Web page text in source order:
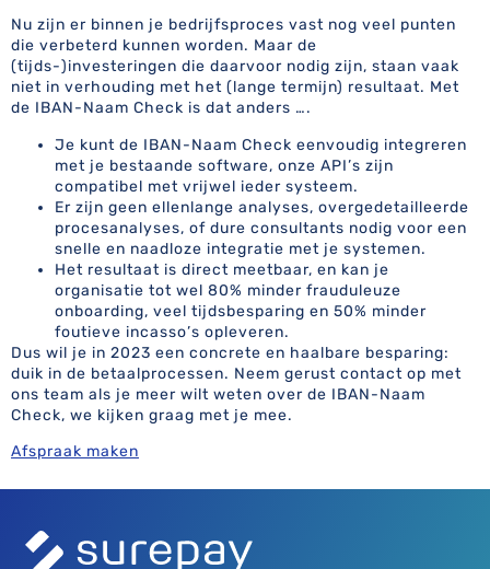
Nu zijn er binnen je bedrijfsproces vast nog veel punten
die verbeterd kunnen worden. Maar de
(tijds-)investeringen die daarvoor nodig zijn, staan vaak
niet in verhouding met het (lange termijn) resultaat. Met
de IBAN-Naam Check is dat anders ….
Je kunt de IBAN-Naam Check eenvoudig integreren
met je bestaande software, onze API’s zijn
compatibel met vrijwel ieder systeem.
Er zijn geen ellenlange analyses, overgedetailleerde
procesanalyses, of dure consultants nodig voor een
snelle en naadloze integratie met je systemen.
Het resultaat is direct meetbaar, en kan je
organisatie tot wel 80% minder frauduleuze
onboarding, veel tijdsbesparing en 50% minder
foutieve incasso’s opleveren.
Dus wil je in 2023 een concrete en haalbare besparing:
duik in de betaalprocessen. Neem gerust contact op met
ons team als je meer wilt weten over de IBAN-Naam
Check, we kijken graag met je mee.
Afspraak maken